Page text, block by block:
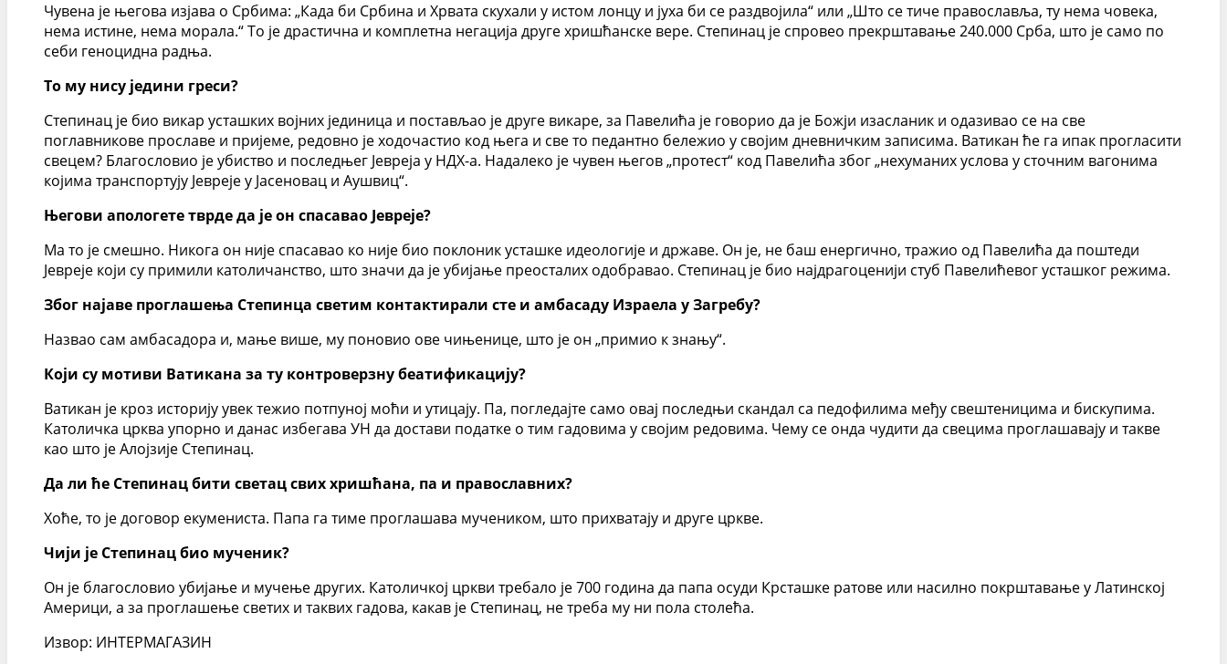
Чувена је његова изјава о Србима: „Када би Србина и Хрвата скухали у истом лонцу и јуха би се раздвојила“ или „Што се тиче православља, ту нема човека,
нема истине, нема морала.“ То је драстична и комплетна негација друге хришћанске вере. Степинац је спровео прекрштавање 240.000 Срба, што је само по
себи геноцидна радња.
То му нису једини греси?
Степинац је био викар усташких војних јединица и постављао је друге викаре, за Павелића је говорио да је Божји изасланик и одазивао се на све
поглавникове прославе и пријеме, редовно је ходочастио код њега и све то педантно бележио у својим дневничким записима. Ватикан ће га ипак прогласити
свецем? Благословио је убиство и последњег Јевреја у НДХ-а. Надалеко је чувен његов „протест“ код Павелића због „нехуманих услова у сточним вагонима
којима транспортују Јевреје у Јасеновац и Аушвиц“.
Његови апологете тврде да је он спасавао Јевреје?
Ма то је смешно. Никога он није спасавао ко није био поклоник усташке идеологије и државе. Он је, не баш енергично, тражио од Павелића да поштеди
Јевреје који су примили католичанство, што значи да је убијање преосталих одобравао. Степинац је био најдрагоценији стуб Павелићевог усташког режима.
Због најаве проглашења Степинца светим контактирали сте и амбасаду Израела у Загребу?
Назвао сам амбасадора и, мање више, му поновио ове чињенице, што је он „примио к знању“.
Који су мотиви Ватикана за ту контроверзну беатификацију?
Ватикан је кроз историју увек тежио потпуној моћи и утицају. Па, погледајте само овај последњи скандал са педофилима међу свештеницима и бискупима.
Католичка црква упорно и данас избегава УН да достави податке о тим гадовима у својим редовима. Чему се онда чудити да свецима проглашавају и такве
као што је Алојзије Степинац.
Да ли ће Степинац бити светац свих хришћана, па и православних?
Хоће, то је договор екумениста. Папа га тиме проглашава мучеником, што прихватају и друге цркве.
Чији је Степинац био мученик?
Он је благословио убијање и мучење других. Католичкој цркви требало је 700 година да папа осуди Крсташке ратове или насилно покрштавање у Латинској
Америци, а за проглашење светих и таквих гадова, какав је Степинац, не треба му ни пола столећа.
Извор: ИНТЕРМАГАЗИН